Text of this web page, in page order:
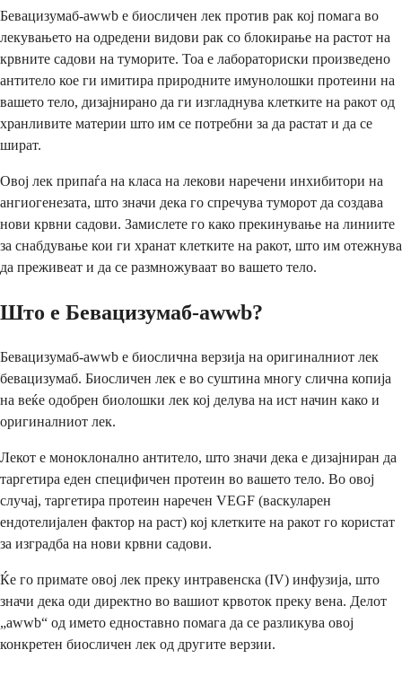
Бевацизумаб-awwb е биосличен лек против рак кој помага во
лекувањето на одредени видови рак со блокирање на растот на
крвните садови на туморите. Тоа е лабораториски произведено
антитело кое ги имитира природните имунолошки протеини на
вашето тело, дизајнирано да ги изгладнува клетките на ракот од
хранливите материи што им се потребни за да растат и да се
шират.
Овој лек припаѓа на класа на лекови наречени инхибитори на
ангиогенезата, што значи дека го спречува туморот да создава
нови крвни садови. Замислете го како прекинување на линиите
за снабдување кои ги хранат клетките на ракот, што им отежнува
да преживеат и да се размножуваат во вашето тело.
Што е Бевацизумаб-awwb?
Бевацизумаб-awwb е биослична верзија на оригиналниот лек
бевацизумаб. Биосличен лек е во суштина многу слична копија
на веќе одобрен биолошки лек кој делува на ист начин како и
оригиналниот лек.
Лекот е моноклонално антитело, што значи дека е дизајниран да
таргетира еден специфичен протеин во вашето тело. Во овој
случај, таргетира протеин наречен VEGF (васкуларен
ендотелијален фактор на раст) кој клетките на ракот го користат
за изградба на нови крвни садови.
Ќе го примате овој лек преку интравенска (IV) инфузија, што
значи дека оди директно во вашиот крвоток преку вена. Делот
„awwb“ од името едноставно помага да се разликува овој
конкретен биосличен лек од другите верзии.